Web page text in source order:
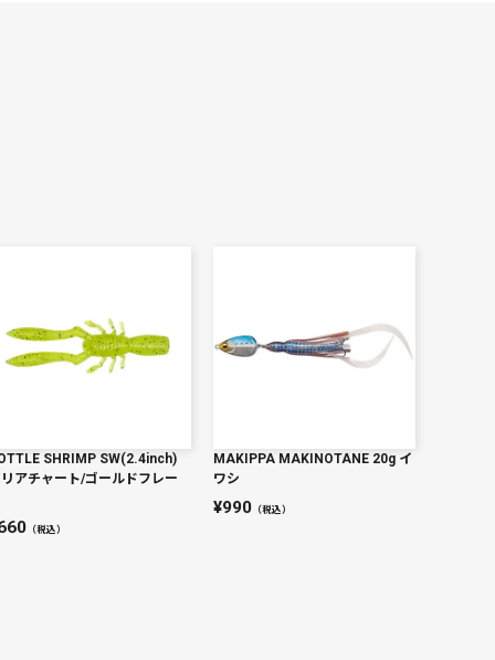
SHRIMP SW(2.4inch)
アチャート/ゴールドフレー
（税込）
MAKIPPA MAKINOTANE 20g イ
ワシ
990（税込）